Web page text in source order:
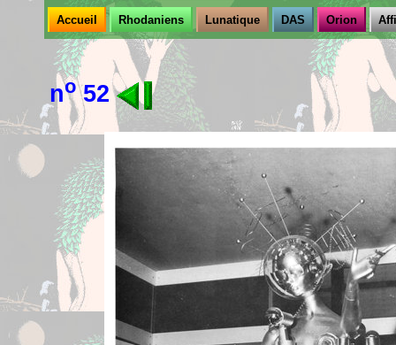
Accueil Rhodaniens Lunatique DAS Orion
no52